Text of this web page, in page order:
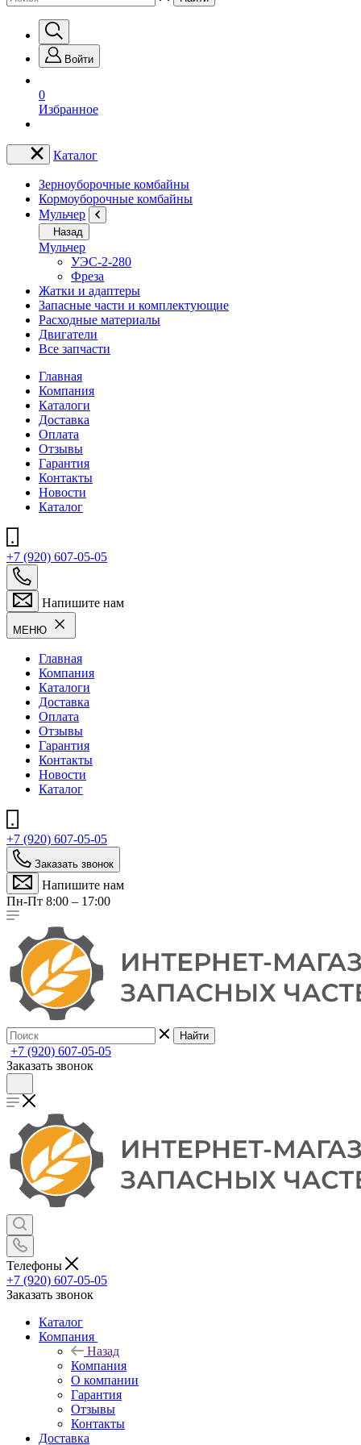
Войти
0
Избранное
Каталог
Зерноуборочные комбайны
Кормоуборочные комбайны
Мульчер
Назад
Мульчер
УЭС-2-280
Фреза
Жатки и адаптеры
Запасные части и комплектующие
Расходные материалы
Двигатели
Все запчасти
Главная
Компания
Каталоги
Доставка
Оплата
Отзывы
Гарантия
Контакты
Новости
Каталог
+7 (920) 607-05-05
Напишите нам
МЕНЮ
Главная
Компания
Каталоги
Доставка
Оплата
Отзывы
Гарантия
Контакты
Новости
Каталог
+7 (920) 607-05-05
Заказать звонок
Напишите нам
Пн-Пт 8:00 – 17:00
Найти
+7 (920) 607-05-05
Заказать звонок
Телефоны
+7 (920) 607-05-05
Заказать звонок
Каталог
Компания
Назад
Компания
О компании
Гарантия
Отзывы
Контакты
Доставка